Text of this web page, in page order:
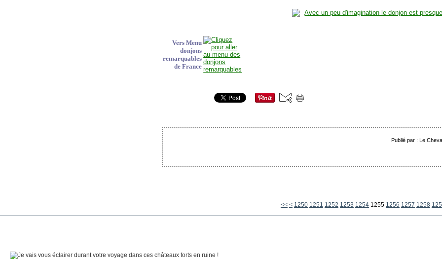
Vers Menu
donjons
remarquables
de France
Publié par : Le
<< < 1200
1210
1220
1230
1240
1250 1251 1252 1253 1254 1255 1256 1257 1258